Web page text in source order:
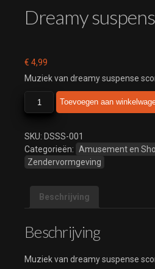
Dreamy
€ 4,99
Muziek van dreamy suspense
suspense
aantal
Toevoegen aan
SKU: DSSS-001
Categorieën: Amusement en
Zendervormgeving
Beschrijving
Beschrijving
Muziek van dreamy suspense